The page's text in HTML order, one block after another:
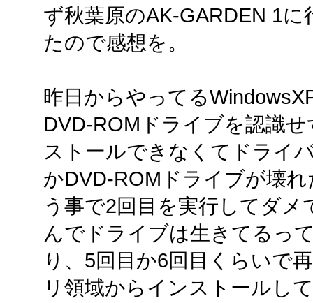
ず秋葉原のAK-GARDEN 1に
たので感想を。
昨日からやってる
DVD-ROMドライブを認識
ストールできなくてドライ
かDVD-ROMドライブが壊
う事で2回目を実行してダ
んでドライブは生きてるっ
り、5回目か6回目くらいで
リ領域からインストールし